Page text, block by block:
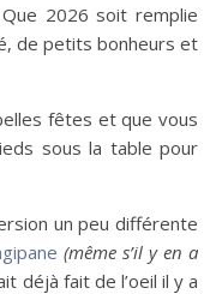
2026 soit remplie
de petits bonheurs et
fêtes et que vous
sous la table pour
un peu différente
(même s’il y en a
déjà fait de l’oeil il y a